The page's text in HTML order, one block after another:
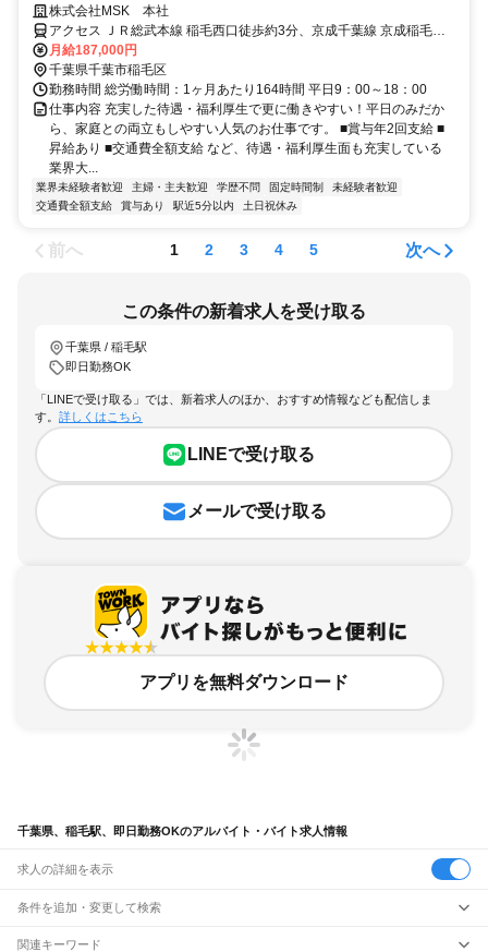
PC操作ができればOK！難しい業務はないので、未経験から無理なく働
けますよ。働きやすい土日祝休みなので、プライベートとの両立もバッ
チリ◎未経験から始めた方も在籍中です。
株式会社MSK 本社
アクセス ＪＲ総武本線 稲毛西口徒歩約3分、京成千葉線 京成稲毛徒
歩約4分 稲毛駅西口より徒歩４分程度
月給187,000円
千葉県千葉市稲毛区
勤務時間 総労働時間：1ヶ月あたり164時間 平日9：00～18：00
仕事内容 充実した待遇・福利厚生で更に働きやすい！平日のみだか
ら、家庭との両立もしやすい人気のお仕事です。 ■賞与年2回支給 ■
昇給あり ■交通費全額支給 など、待遇・福利厚生面も充実している
業界大...
業界未経験者歓迎 主婦・主夫歓迎 学歴不問 固定時間制
未経験者歓迎
交通費全額支給
賞与あり 駅近5分以内 土日祝休み
前へ 1 2 3 4 5 次へ
この条件の新着求人を受け取る
千葉県 / 稲毛駅
即日勤務OK
「LINEで受け取る」では、新着求人のほか、おすすめ情報なども配信しま
す。 詳しくはこちら
LINEで受け取る
メールで受け取る
アプリを無料ダウンロード
千葉県、稲毛駅、即日勤務OKのアルバイト・バイト求人情報
求人の詳細を表示
条件を追加・変更して検索
市区町村を追加・変更
関連キーワード